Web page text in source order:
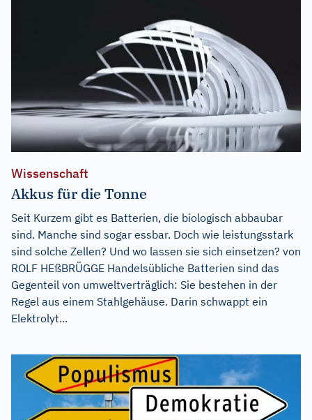
Wissenschaft
Akkus für die Tonne
Seit Kurzem gibt es Batterien, die biologisch abbaubar
sind. Manche sind sogar essbar. Doch wie leistungsstark
sind solche Zellen? Und wo lassen sie sich einsetzen? von
ROLF HEßBRÜGGE Handelsübliche Batterien sind das
Gegenteil von umweltverträglich: Sie bestehen in der
Regel aus einem Stahlgehäuse. Darin schwappt ein
Elektrolyt...